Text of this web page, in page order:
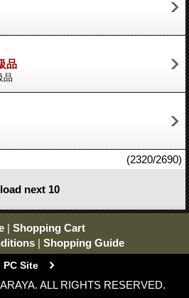
品
品
(2320/2690)
load next 10
| Shopping Cart
| Shopping Guide
PC Site
ALL RIGHTS RESERVED.